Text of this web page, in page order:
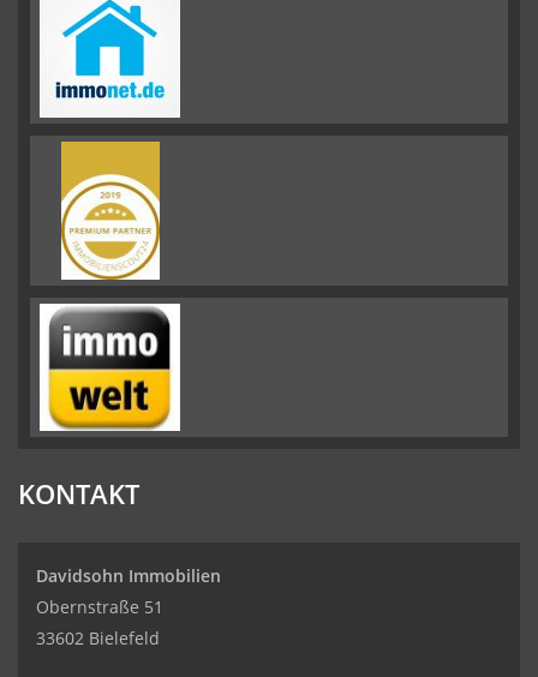
KONTAKT
Davidsohn Immobilien
Obernstraße 51
33602 Bielefeld